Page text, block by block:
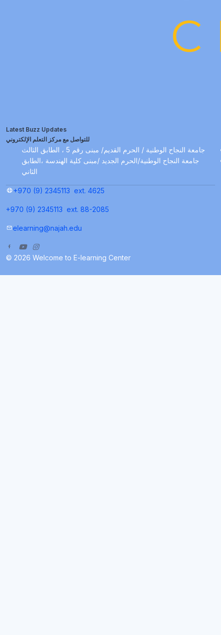
Latest Buzz Updates
للتواصل مع مركز التعلم الإلكتروني
جامعة النجاح الوطنية / الحرم القديم/ مبنى رقم 5 ، الطابق الثالث
جامعة النجاح الوطنية/الحرم الجديد /مبنى كلية الهندسة ،الطابق
الثاني
+970 (9) 2345113 ext. 4625
+970 (9) 2345113 ext. 88-2085
elearning@najah.edu
© 2026 Welcome to E-learning Center